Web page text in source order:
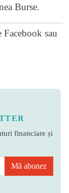
Burse.
Facebook sau
financiare și
Mă abonez